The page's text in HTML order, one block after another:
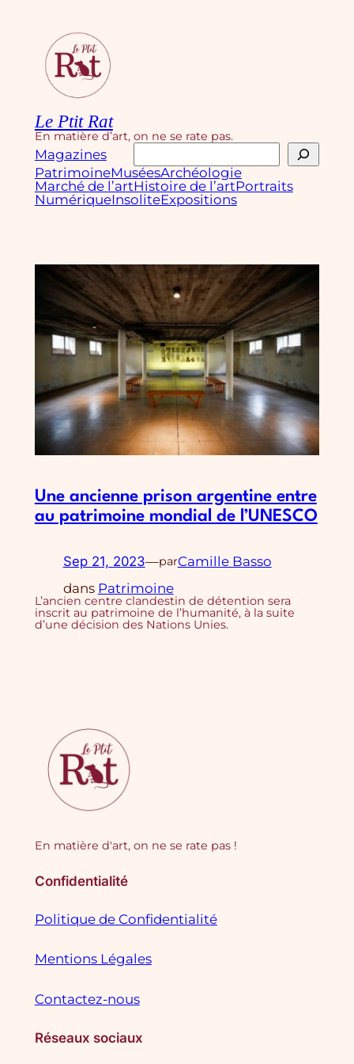
contenu
Le Ptit Rat
En matière d’art, on ne se rate pas.
Magazines
Rechercher
PatrimoineMuséesArchéologie
Marché de l’artHistoire de l’artPortraits
NumériqueInsoliteExpositions
Une ancienne prison argentine entre
au patrimoine mondial de l’UNESCO
Sep 21, 2023—parCamille Basso
dans Patrimoine
L’ancien centre clandestin de détention sera
inscrit au patrimoine de l’humanité, à la suite
d’une décision des Nations Unies.
En matière d'art, on ne se rate pas !
Confidentialité
Politique de Confidentialité
Mentions Légales
Contactez-nous
Réseaux sociaux